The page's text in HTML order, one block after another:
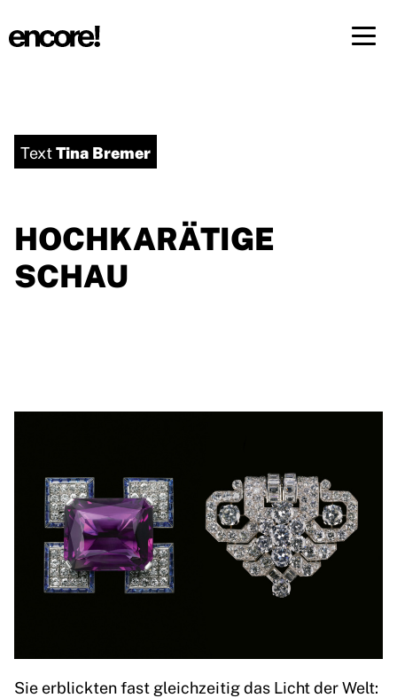
TextTina Bremer
HOCHKARÄTIGE
SCHAU
Sie erblickten fast gleichzeitig das Licht der Welt: